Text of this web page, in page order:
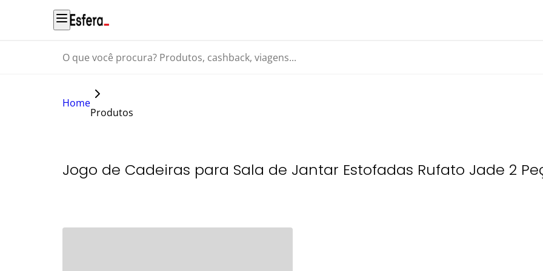
O que você procura? Produtos, cashback, viagens...
Home
Produtos
Jogo de Cadeiras para Sala de Jantar Estofadas Rufato Jade 2